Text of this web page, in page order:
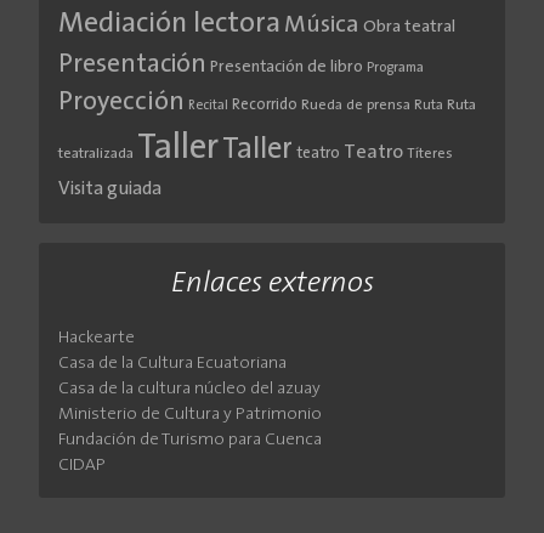
Mediación lectora Música Obra teatral
Presentación Presentación de libro Programa
Proyección Recital Recorrido Rueda de prensa Ruta Ruta
teatralizada Taller Taller teatro Teatro Títeres
Visita guiada
Enlaces externos
Hackearte
Casa de la Cultura Ecuatoriana
Casa de la cultura núcleo del azuay
Ministerio de Cultura y Patrimonio
Fundación de Turismo para Cuenca
CIDAP